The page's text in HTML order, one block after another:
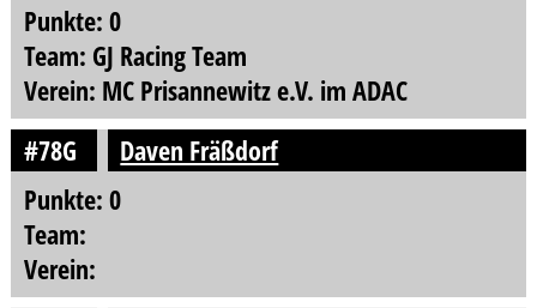
Punkte: 0
Team: GJ Racing Team
Verein: MC Prisannewitz e.V. im ADAC
#78G
Daven Fräßdorf
Punkte: 0
Team:
Verein: